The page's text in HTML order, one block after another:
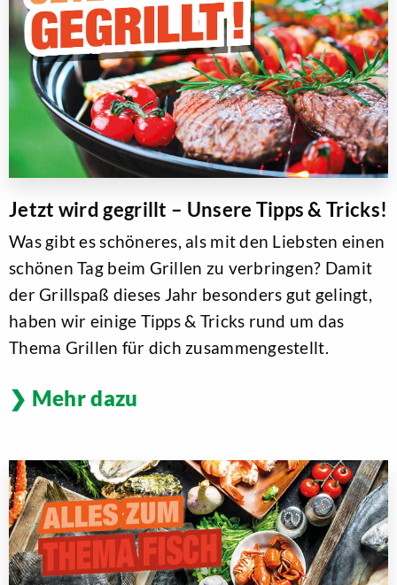
Jetzt wird gegrillt – Unsere Tipps & Tricks!
Was gibt es schöneres, als mit den Liebsten einen
schönen Tag beim Grillen zu verbringen? Damit
der Grillspaß dieses Jahr besonders gut gelingt,
haben wir einige Tipps & Tricks rund um das
Thema Grillen für dich zusammengestellt.
Mehr dazu